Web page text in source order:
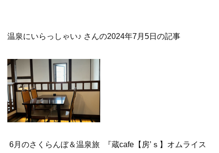
温泉にいらっしゃい♪ さんの2024年7月5日の記事
6月のさくらんぼ＆温泉旅 『蔵cafe【房’ｓ】オムライス